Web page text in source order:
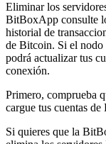
Eliminar los
BitBoxApp consulte
historial de
de Bitcoin. Si el
podrá actualizar tus
conexión.
Primero, comprueba
cargue tus cuentas
Si quieres que la